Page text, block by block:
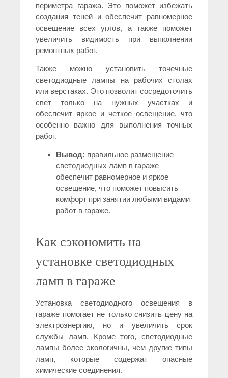
периметра гаража. Это поможет избежать
создания теней и обеспечит равномерное
освещение всех углов, а также поможет
увеличить видимость при выполнении
ремонтных работ.
Также можно установить точечные
светодиодные лампы на рабочих столах
или верстаках. Это позволит сосредоточить
свет только на нужных участках и
обеспечит яркое и четкое освещение, что
особенно важно для выполнения точных
работ.
Вывод: правильное размещение
светодиодных ламп в гараже
обеспечит равномерное и яркое
освещение, что поможет повысить
комфорт при занятии любыми видами
работ в гараже.
Как сэкономить на
установке светодиодных
ламп в гараже
Установка светодиодного освещения в
гараже помогает не только снизить цену на
электроэнергию, но и увеличить срок
службы ламп. Кроме того, светодиодные
лампы более экологичны, чем другие типы
ламп, которые содержат опасные
химические соединения.